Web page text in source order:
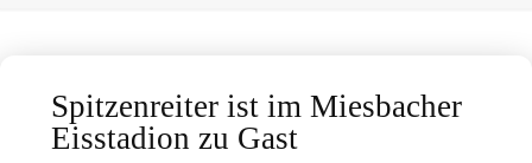
Spitzenreiter ist im Miesbacher
Eisstadion zu Gast